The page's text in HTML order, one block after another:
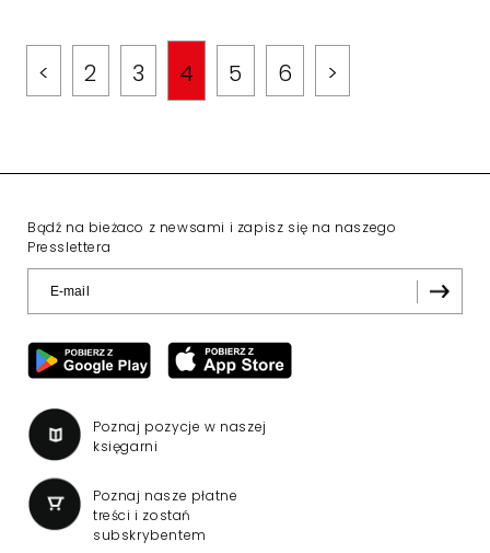
< 2 3 4 5 6 >
Bądź na bieżaco z newsami i zapisz się na naszego
Presslettera
Poznaj pozycje w naszej
księgarni
Poznaj nasze płatne
treści i zostań
subskrybentem